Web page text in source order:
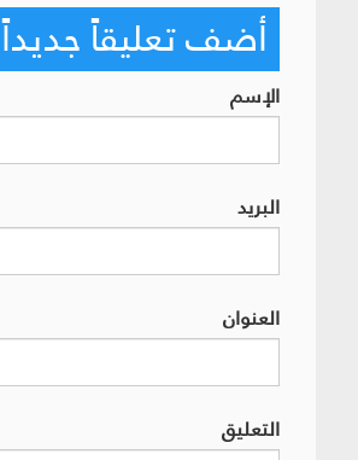
أضف تعليقاً جديداً
الإسم
البريد
العنوان
التعليق